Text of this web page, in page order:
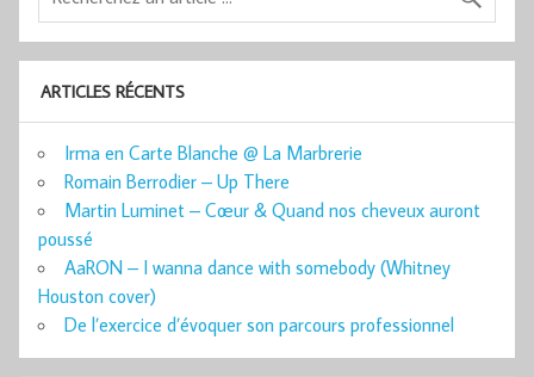
ARTICLES RÉCENTS
Irma en Carte Blanche @ La Marbrerie
Romain Berrodier – Up There
Martin Luminet – Cœur & Quand nos cheveux auront
poussé
AaRON – I wanna dance with somebody (Whitney
Houston cover)
De l’exercice d’évoquer son parcours professionnel